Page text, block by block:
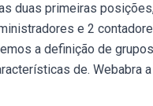
duas primeiras
e 2
a definição de
de. Webabra